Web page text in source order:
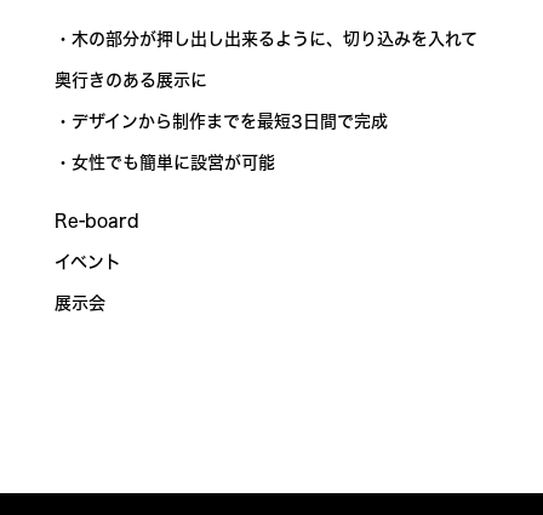
・木の部分が押し出し出来るように、切り込みを入れて
奥行きのある展示に
・デザインから制作までを最短3日間で完成
・女性でも簡単に設営が可能
Re-board
イベント
展示会